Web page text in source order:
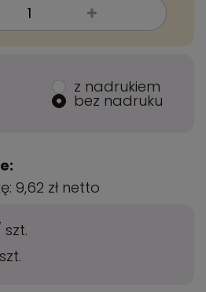
z nadrukiem
bez nadruku
9,62 zł netto
szt.
szt.